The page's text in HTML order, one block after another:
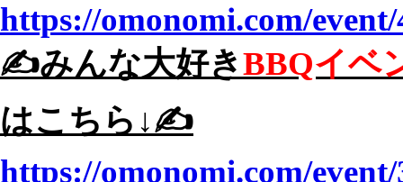
https://omonomi.com/
✍️みんな大好きBBQイベ
はこちら↓✍️
https://omonomi.com/